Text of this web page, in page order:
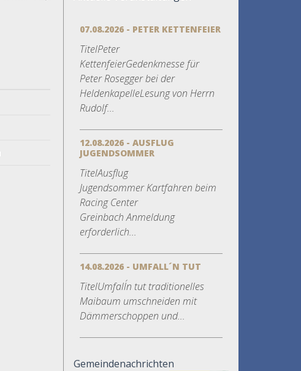
07.08.2026 - PETER KETTENFEIER
TitelPeter
KettenfeierGedenkmesse für
Peter Rosegger bei der
HeldenkapelleLesung von Herrn
Rudolf...
12.08.2026 - AUSFLUG
JUGENDSOMMER
TitelAusflug
Jugendsommer Kartfahren beim
Racing Center
Greinbach Anmeldung
erforderlich...
14.08.2026 - UMFALL´N TUT
TitelUmfall´n tut traditionelles
Maibaum umschneiden mit
Dämmerschoppen und...
Gemeindenachrichten